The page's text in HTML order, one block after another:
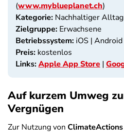
(www.myblueplanet.ch)
Kategorie: Nachhaltiger Alltag
Zielgruppe: Erwachsene
Betriebssystem: iOS | Android
Preis: kostenlos
Links:Apple App Store |
Auf kurzem Umweg
Vergnügen
Zur Nutzung von ClimateActions